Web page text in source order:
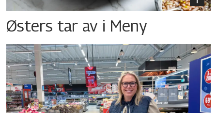
Østers tar av i Meny